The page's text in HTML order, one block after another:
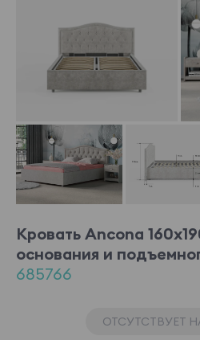
Кровать Ancona
основания и
685766
ОТСУТСТВУЕТ